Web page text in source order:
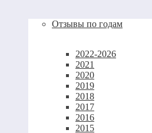
Отзывы по годам
2022-2026
2021
2020
2019
2018
2017
2016
2015